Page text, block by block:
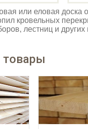
или еловая
кровельных
лестниц и